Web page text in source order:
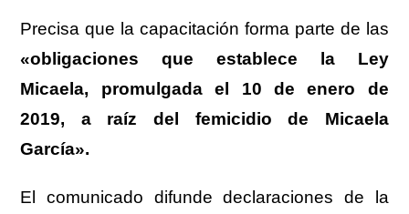
Precisa que la capacitación forma parte de las
«obligaciones que establece la Ley
Micaela, promulgada el 10 de enero de
2019, a raíz del femicidio de Micaela
García».
El comunicado difunde declaraciones de la